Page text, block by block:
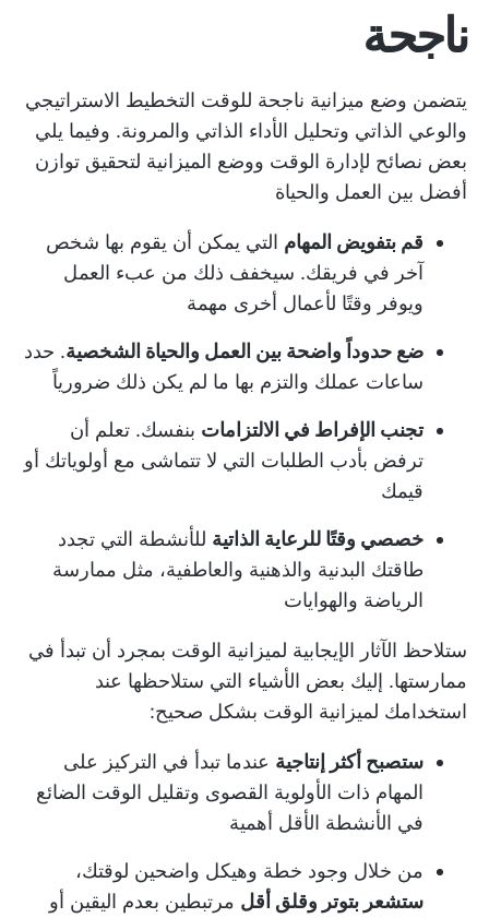
ناجحة
يتضمن وضع ميزانية ناجحة للوقت التخطيط الاستراتيجي
والوعي الذاتي وتحليل الأداء الذاتي والمرونة. وفيما يلي
بعض نصائح لإدارة الوقت ووضع الميزانية لتحقيق توازن
أفضل بين العمل والحياة
قم بتفويض المهام التي يمكن أن يقوم بها شخص
آخر في فريقك. سيخفف ذلك من عبء العمل
ويوفر وقتًا لأعمال أخرى مهمة
ضع حدوداً واضحة بين العمل والحياة الشخصية. حدد
ساعات عملك والتزم بها ما لم يكن ذلك ضرورياً
تجنب الإفراط في الالتزامات بنفسك. تعلم أن
ترفض بأدب الطلبات التي لا تتماشى مع أولوياتك أو
قيمك
خصصي وقتًا للرعاية الذاتية للأنشطة التي تجدد
طاقتك البدنية والذهنية والعاطفية، مثل ممارسة
الرياضة والهوايات
ستلاحظ الآثار الإيجابية لميزانية الوقت بمجرد أن تبدأ في
ممارستها. إليك بعض الأشياء التي ستلاحظها عند
استخدامك لميزانية الوقت بشكل صحيح:
ستصبح أكثر إنتاجية عندما تبدأ في التركيز على
المهام ذات الأولوية القصوى وتقليل الوقت الضائع
في الأنشطة الأقل أهمية
من خلال وجود خطة وهيكل واضحين لوقتك،
ستشعر بتوتر وقلق أقل مرتبطين بعدم اليقين أو